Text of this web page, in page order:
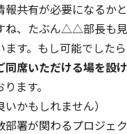
共有が必要になるかと
たぶん△△部長も見
ます。もし可能でした
同席いただける場を設
ます。
もしれません）
部署が関わるプロジェ